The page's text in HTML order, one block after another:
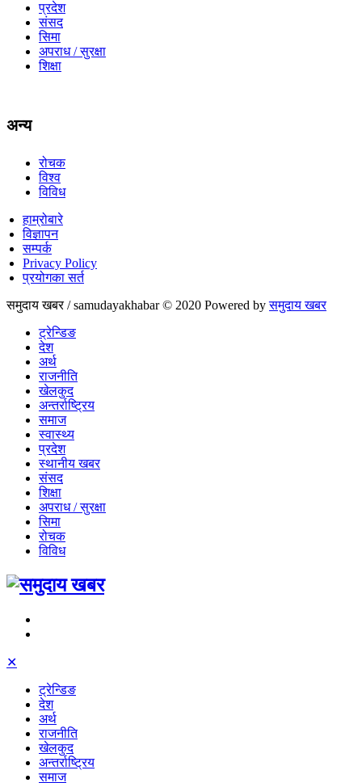
प्रदेश
संसद
सिमा
अपराध / सुरक्षा
शिक्षा
अन्य
रोचक
विश्व
विविध
हाम्रोबारे
विज्ञापन
सम्पर्क
Privacy Policy
प्रयोगका सर्त
समुदाय खबर / samudayakhabar © 2020 Powered byसमुदाय खबर
ट्रेन्डिङ
देश
अर्थ
राजनीति
खेलकुद
अन्तर्राष्ट्रिय
समाज
स्वास्थ्य
प्रदेश
स्थानीय खबर
संसद
शिक्षा
अपराध / सुरक्षा
सिमा
रोचक
विविध
✕
ट्रेन्डिङ
देश
अर्थ
राजनीति
खेलकुद
अन्तर्राष्ट्रिय
समाज